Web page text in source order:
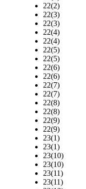
22(2)
22(3)
22(3)
22(4)
22(4)
22(5)
22(5)
22(6)
22(6)
22(7)
22(7)
22(8)
22(8)
22(9)
22(9)
23(1)
23(1)
23(10)
23(10)
23(11)
23(11)